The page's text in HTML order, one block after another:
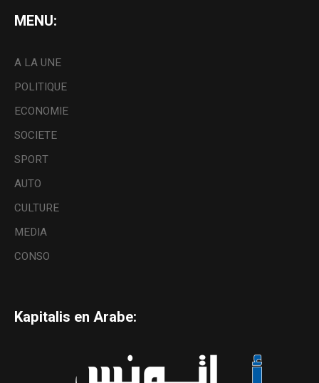
MENU:
A LA UNE
POLITIQUE
ECONOMIE
SOCIETE
SPORT
AUTO
CULTURE
MEDIA
CONSO
Kapitalis en Arabe: